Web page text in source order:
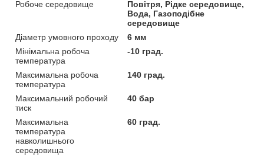
Робоче середовище
Повітря, Рідке середовище,
Вода, Газоподібне
середовище
Діаметр умовного проходу
6 мм
Мінімальна робоча
температура
-10 град.
Максимальна робоча
температура
140 град.
Максимальний робочий
тиск
40 бар
Максимальна
температура
навколишнього
середовища
60 град.